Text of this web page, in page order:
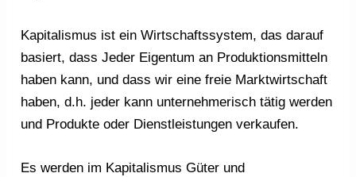
Kapitalismus ist ein Wirtschaftssystem, das darauf
basiert, dass Jeder Eigentum an Produktionsmitteln
haben kann, und dass wir eine freie Marktwirtschaft
haben, d.h. jeder kann unternehmerisch tätig werden
und Produkte oder Dienstleistungen verkaufen.
Es werden im Kapitalismus Güter und